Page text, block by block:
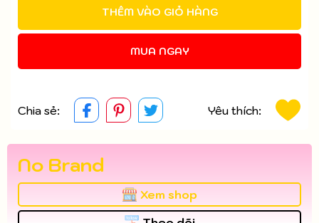
THÊM VÀO GIỎ HÀNG
MUA NGAY
Chia sẻ: Yêu thích:
No Brand
Xem shop